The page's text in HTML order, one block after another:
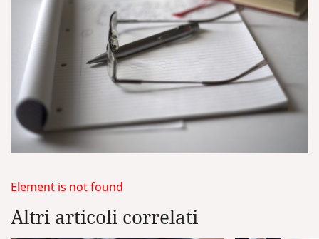
Element is not found
Altri articoli correlati